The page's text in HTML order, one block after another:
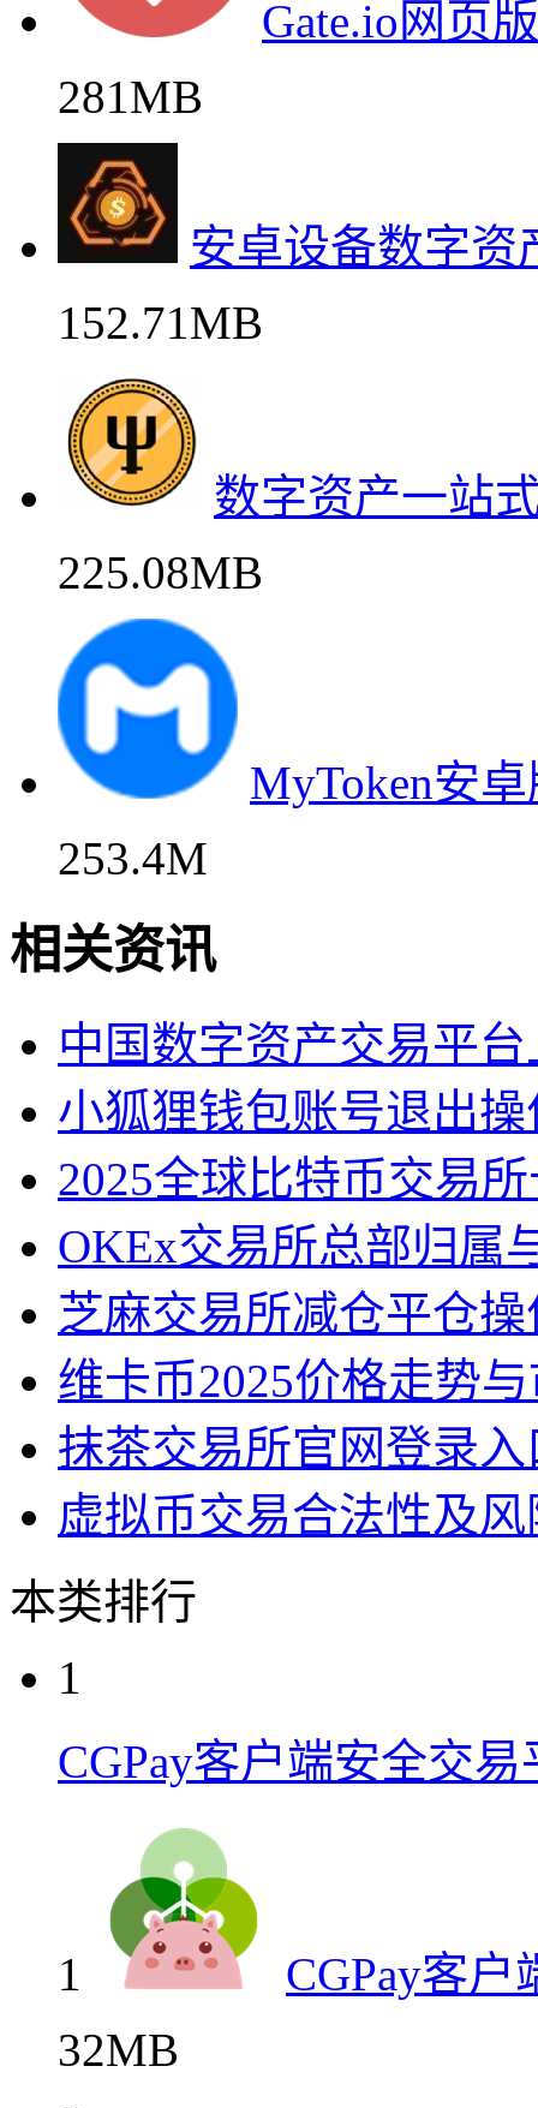
Gate.io网页
281MB
安卓设备数字资
152.71MB
数字资产一站
225.08MB
MyToken安
253.4M
相关资讯
中国数字资产交易平
小狐狸钱包账号退出
2025全球比特币交易
OKEx交易所总部归属
芝麻交易所减仓平仓
维卡币2025价格走势
抹茶交易所官网登录
虚拟币交易合法性及
本类排行
1
CGPay客户端安全交易
1
CGPay客
32MB